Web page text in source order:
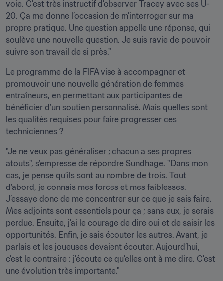
voie. C’est très instructif d’observer Tracey avec ses U-
20. Ça me donne l’occasion de m’interroger sur ma
propre pratique. Une question appelle une réponse, qui
soulève une nouvelle question. Je suis ravie de pouvoir
suivre son travail de si près."
Le programme de la FIFA vise à accompagner et
promouvoir une nouvelle génération de femmes
entraîneurs, en permettant aux participantes de
bénéficier d’un soutien personnalisé. Mais quelles sont
les qualités requises pour faire progresser ces
techniciennes ?
"Je ne veux pas généraliser ; chacun a ses propres
atouts", s’empresse de répondre Sundhage. "Dans mon
cas, je pense qu’ils sont au nombre de trois. Tout
d’abord, je connais mes forces et mes faiblesses.
J’essaye donc de me concentrer sur ce que je sais faire.
Mes adjoints sont essentiels pour ça ; sans eux, je serais
perdue. Ensuite, j’ai le courage de dire oui et de saisir les
opportunités. Enfin, je sais écouter les autres. Avant, je
parlais et les joueuses devaient écouter. Aujourd’hui,
c’est le contraire : j’écoute ce qu’elles ont à me dire. C’est
une évolution très importante."